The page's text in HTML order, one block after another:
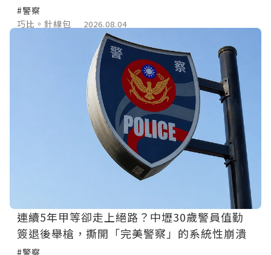
#警察
巧比。針線包
2026.08.04
連續5年甲等卻走上絕路？中壢30歲警員值勤
簽退後舉槍，撕開「完美警察」的系統性崩潰
#警察